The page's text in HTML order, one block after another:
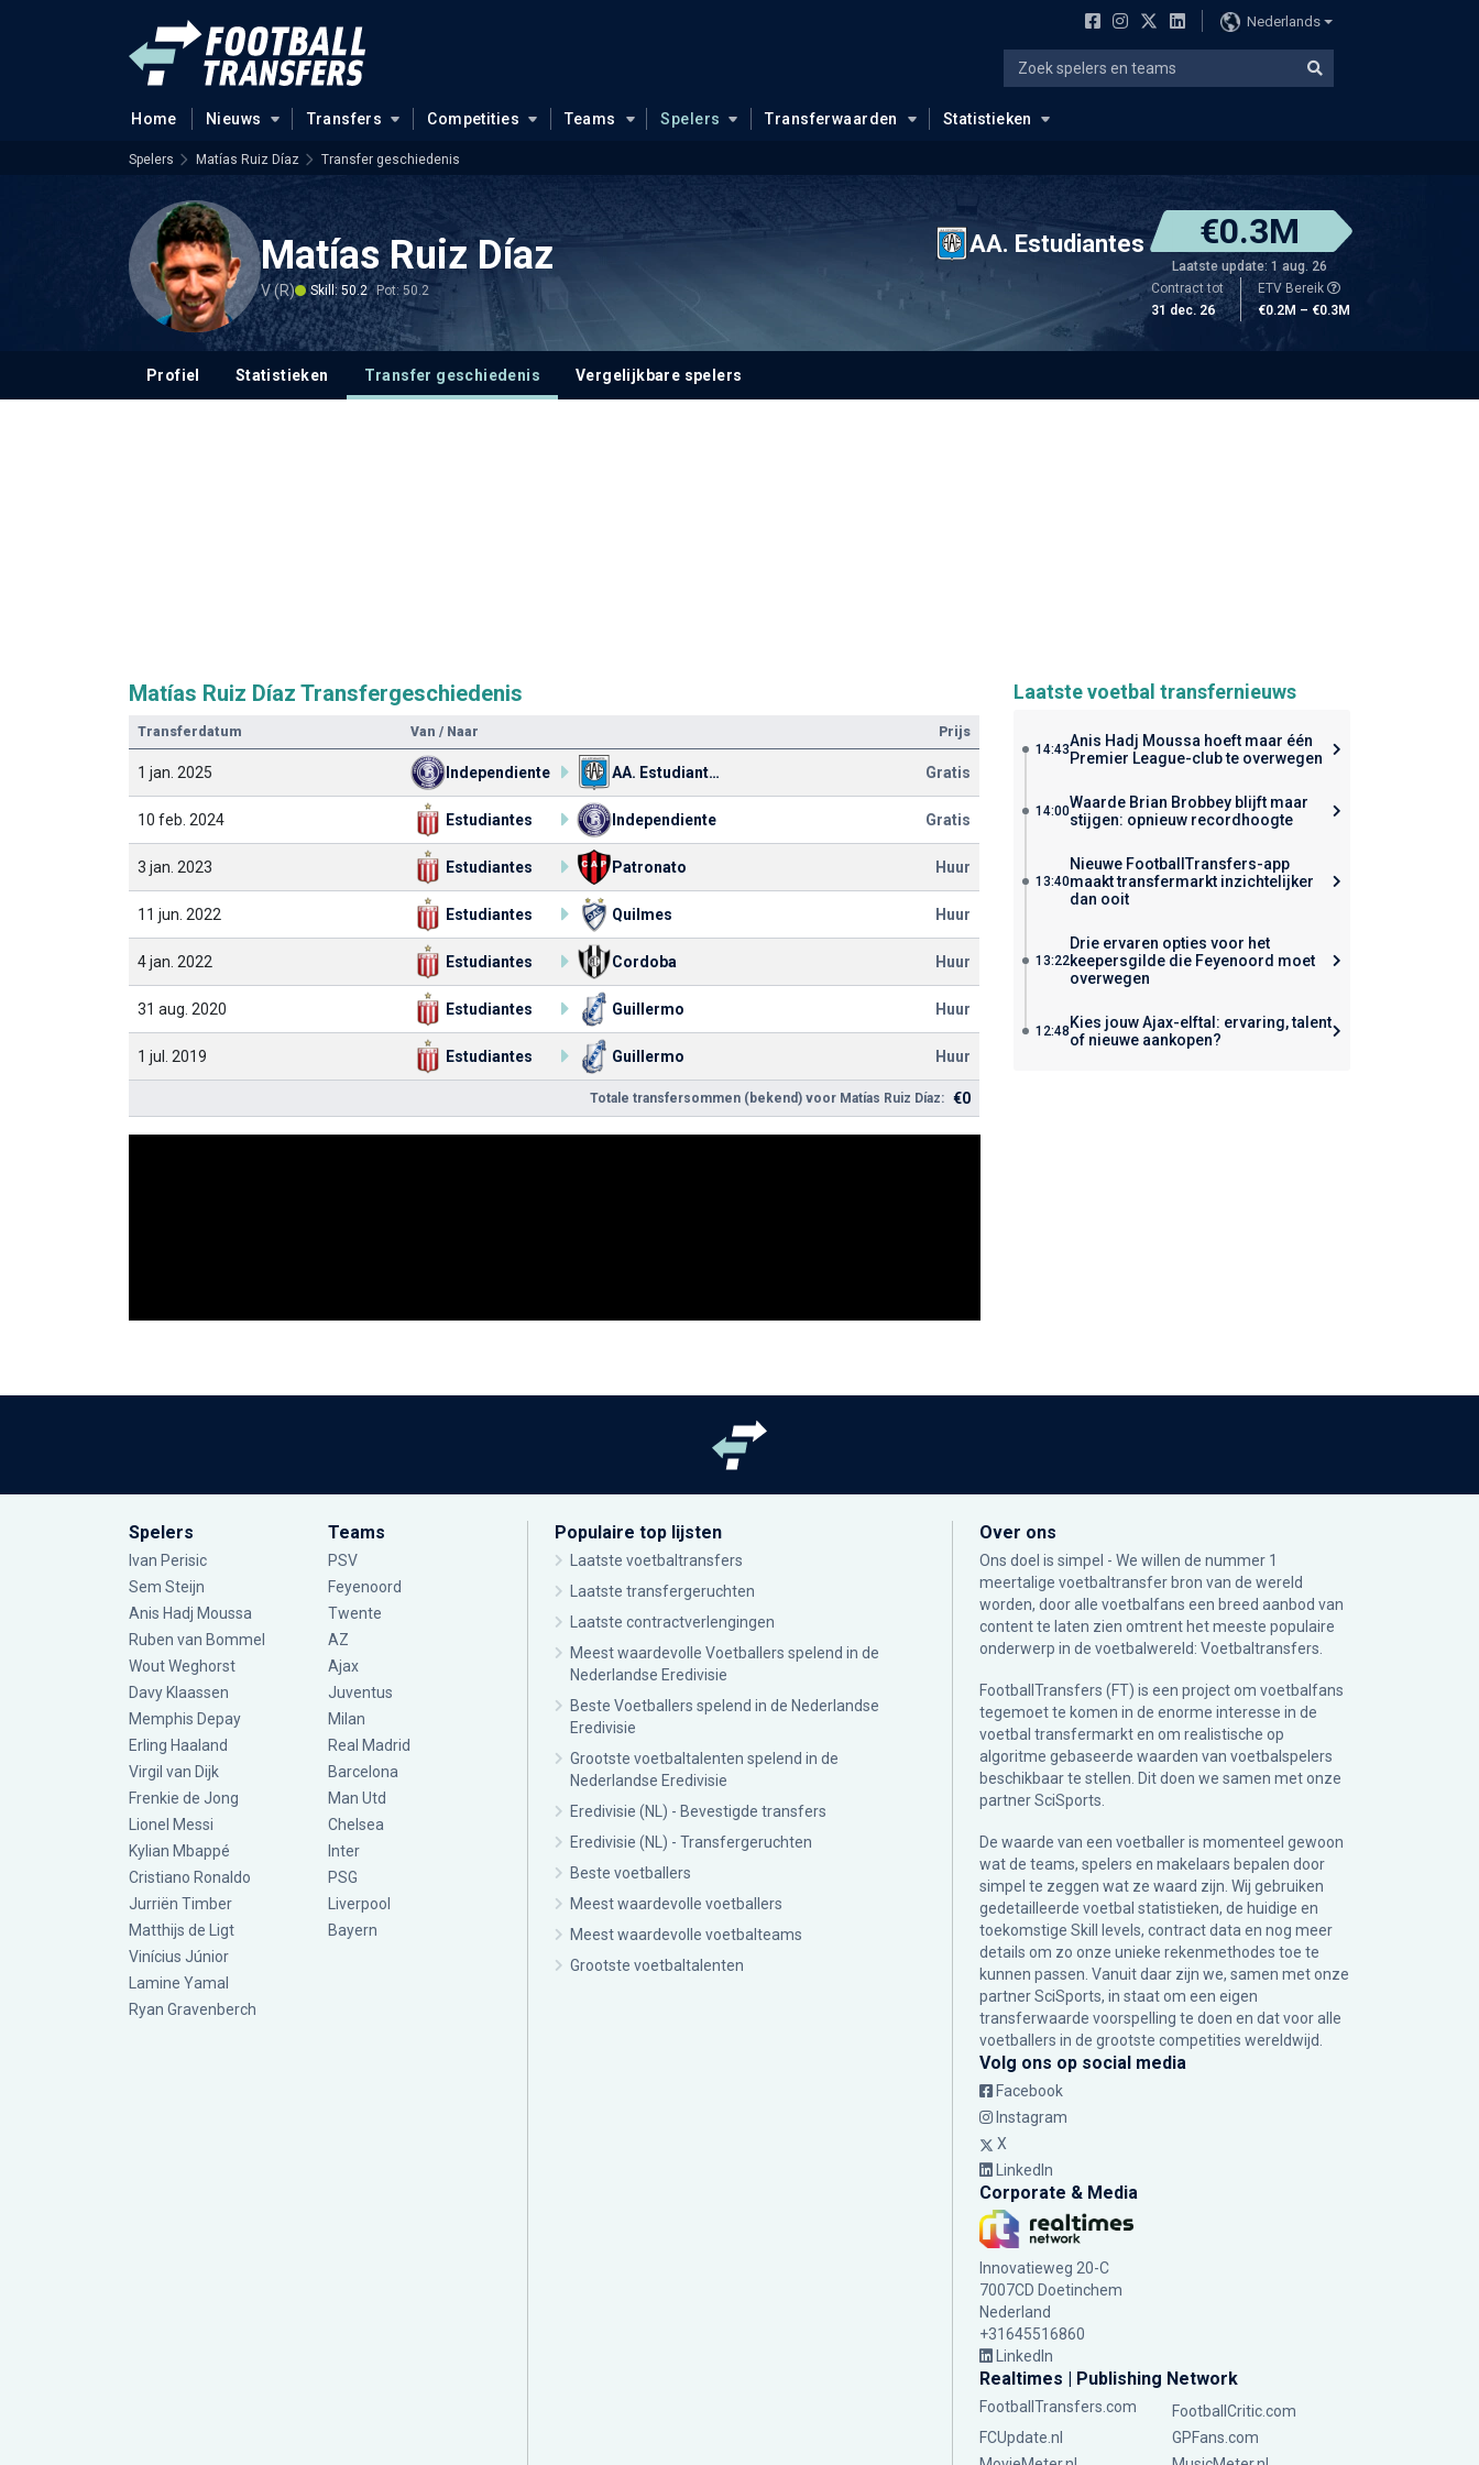
Nederlands
Home Nieuws Transfers Competities Teams Spelers Transferwaarden Statistieken
Spelers Matías Ruiz Díaz Transfer geschiedenis
Matías Ruiz Díaz
V (R) Skill: 50.2 Pot: 50.2
AA. Estudiantes €0.3M
Laatste update: 1 aug. 26
Contract tot
31 dec. 26
ETV Bereik
€0.2M – €0.3M
Profiel Statistieken Transfer geschiedenis Vergelijkbare spelers
Matías Ruiz Díaz Transfergeschiedenis
Transferdatum Van / Naar Prijs
1 jan. 2025 Independiente AA. Estudiantes Gratis
10 feb. 2024 Estudiantes Independiente Gratis
3 jan. 2023 Estudiantes Patronato Huur
11 jun. 2022 Estudiantes Quilmes Huur
4 jan. 2022 Estudiantes Cordoba Huur
31 aug. 2020 Estudiantes Guillermo Huur
1 jul. 2019 Estudiantes Guillermo Huur
Totale transfersommen (bekend) voor Matías Ruiz Díaz: €0
Laatste voetbal transfernieuws
14:43Anis Hadj Moussa hoeft maar één
Premier League-club te overwegen
14:00Waarde Brian Brobbey blijft maar
stijgen: opnieuw recordhoogte
13:40
Nieuwe FootballTransfers-app
maakt transfermarkt inzichtelijker
dan ooit
13:22
Drie ervaren opties voor het
keepersgilde die Feyenoord moet
overwegen
12:48 Kies jouw Ajax-elftal: ervaring, talent
of nieuwe aankopen?
Spelers
Ivan Perisic
Sem Steijn
Anis Hadj Moussa
Ruben van Bommel
Wout Weghorst
Davy Klaassen
Memphis Depay
Erling Haaland
Virgil van Dijk
Frenkie de Jong
Lionel Messi
Kylian Mbappé
Cristiano Ronaldo
Jurriën Timber
Matthijs de Ligt
Vinícius Júnior
Lamine Yamal
Ryan Gravenberch
Teams
PSV
Feyenoord
Twente
AZ
Ajax
Juventus
Milan
Real Madrid
Barcelona
Man Utd
Chelsea
Inter
PSG
Liverpool
Bayern
Populaire top lijsten
Laatste voetbaltransfers
Laatste transfergeruchten
Laatste contractverlengingen
Meest waardevolle Voetballers spelend in de
Nederlandse Eredivisie
Beste Voetballers spelend in de Nederlandse
Eredivisie
Grootste voetbaltalenten spelend in de
Nederlandse Eredivisie
Eredivisie (NL) - Bevestigde transfers
Eredivisie (NL) - Transfergeruchten
Beste voetballers
Meest waardevolle voetballers
Meest waardevolle voetbalteams
Grootste voetbaltalenten
Over ons
Ons doel is simpel - We willen de nummer 1
meertalige voetbaltransfer bron van de wereld
worden, door alle voetbalfans een breed aanbod van
content te laten zien omtrent het meeste populaire
onderwerp in de voetbalwereld: Voetbaltransfers.
FootballTransfers (FT) is een project om voetbalfans
tegemoet te komen in de enorme interesse in de
voetbal transfermarkt en om realistische op
algoritme gebaseerde waarden van voetbalspelers
beschikbaar te stellen. Dit doen we samen met onze
partnerSciSports
De waarde van een voetballer is momenteel gewoon
wat de teams, spelers en makelaars bepalen door
simpel te zeggen wat ze waard zijn. Wij gebruiken
gedetailleerde voetbal statistieken, de huidige en
toekomstige Skill levels, contract data en nog meer
details om zo onze unieke rekenmethodes toe te
kunnen passen. Vanuit daar zijn we, samen met onze
partner SciSports, in staat om een eigen
transferwaarde voorspelling te doen en dat voor alle
voetballers in de grootste competities wereldwijd.
Volg ons op social media
Facebook
Instagram
X
LinkedIn
Corporate & Media
Innovatieweg 20-C
7007CD Doetinchem
Nederland
+31645516860
LinkedIn
Realtimes | Publishing Network
FootballTransfers.com
FootballCritic.com
FCUpdate.nl
GPFans.com